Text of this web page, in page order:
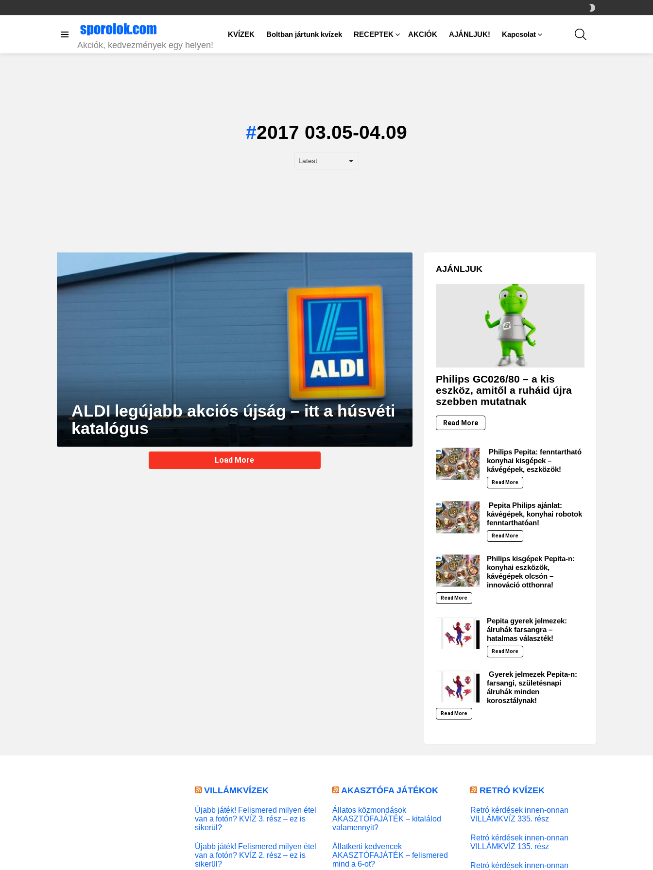
SKIN
Akciók, kedvezmények egy helyen!
KVÍZEK Boltban jártunk kvízek RECEPTEK AKCIÓK AJÁNLJUK! Kapcsolat
2017 03.05-04.09
STORY
ALDI legújabb akciós újság – itt a húsvéti
katalógus
Load More
AJÁNLJUK
Philips GC026/80 – a kis
eszköz, amitől a ruháid újra
szebben mutatnak
Read More
Philips Pepita: fenntartható
konyhai kisgépek –
kávégépek, eszközök!
Read More
Pepita Philips ajánlat:
kávégépek, konyhai robotok
fenntarthatóan!
Read More
Philips kisgépek Pepita-n:
konyhai eszközök,
kávégépek olcsón –
innováció otthonra!
Read More
Pepita gyerek jelmezek:
álruhák farsangra –
hatalmas választék!
Read More
Gyerek jelmezek Pepita-n:
farsangi, születésnapi
álruhák minden
korosztálynak!
Read More
VILLÁMKVÍZEK
Újabb játék! Felismered milyen étel
van a fotón? KVÍZ 3. rész – ez is
sikerül?
Újabb játék! Felismered milyen étel
van a fotón? KVÍZ 2. rész – ez is
sikerül?
AKASZTÓFA JÁTÉKOK
Állatos közmondások
AKASZTÓFAJÁTÉK – kitalálod
valamennyit?
Állatkerti kedvencek
AKASZTÓFAJÁTÉK – felismered
mind a 6-ot?
RETRÓ KVÍZEK
Retró kérdések innen-onnan
VILLÁMKVÍZ 335. rész
Retró kérdések innen-onnan
VILLÁMKVÍZ 135. rész
Retró kérdések innen-onnan